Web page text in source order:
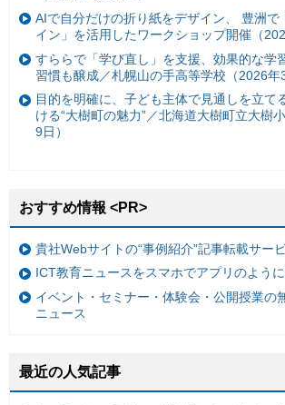
AIで自分だけの折り紙をデザイン、 豊洲で
イン」を活用したワークショップ開催（
すららで「学び直し」を支援、効果的な学
習慣も醸成／札幌山の手高等学校（2026年
目的を明確に、子ども主体で見通しを立
ける“大樹町の魅力”／北海道大樹町立大樹
9日）
おすすめ情報 <PR>
貴社Webサイトの“事例紹介”記事転載サー
ICT教育ニュースをスマホでアプリのよう
イベント・セミナー・体験会・公開授業の
ニュース
最近の人気記事